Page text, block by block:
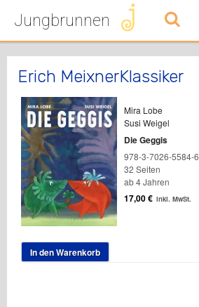
Jungbrunnen
Erich MeixnerKlassiker
Mira Lobe
Susi Weigel
Die Geggis
978-3-7026-5584-6
32 Seiten
ab 4 Jahren
17,00€ inkl. MwSt.
In den Warenkorb